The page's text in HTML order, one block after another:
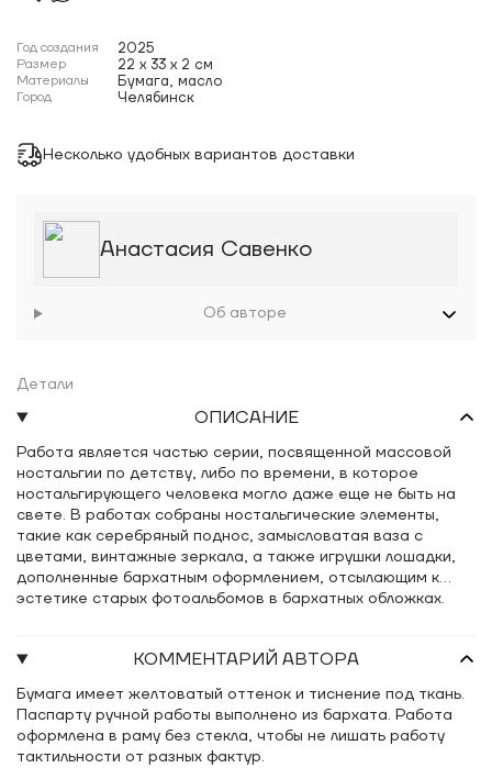
Год создания 2025
Размер 22 x 33 x 2 см
Материалы Бумага, масло
Город Челябинск
Несколько удобных вариантов доставки
Анастасия Савенко
Об авторе
Детали
ОПИСАНИЕ
Работа является частью серии, посвященной массовой
ностальгии по детству, либо по времени, в которое
ностальгирующего человека могло даже еще не быть на
свете. В работах собраны ностальгические элементы,
такие как серебряный поднос, замысловатая ваза с
цветами, винтажные зеркала, а также игрушки лошадки,
дополненные бархатным оформлением, отсылающим к
эстетике старых фотоальбомов в бархатных обложках.
КОММЕНТАРИЙ АВТОРА
Бумага имеет желтоватый оттенок и тиснение под ткань.
Паспарту ручной работы выполнено из бархата. Работа
оформлена в раму без стекла, чтобы не лишать работу
тактильности от разных фактур.